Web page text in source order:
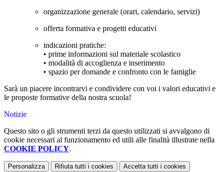
organizzazione generale (orari, calendario, servizi)
offerta formativa e progetti educativi
indicazioni pratiche:
• prime informazioni sul materiale scolastico
• modalità di accoglienza e inserimento
• spazio per domande e confronto con le famiglie
Sarà un piacere incontrarvi e condividere con voi i valori educativi e
le proposte formative della nostra scuola!
Notizie
Questo sito o gli strumenti terzi da questo utilizzati si avvalgono di
cookie necessari al funzionamento ed utili alle finalità illustrate nella
COOKIE POLICY.
Personalizza Rifiuta tutti i cookies Accetta tutti i cookies